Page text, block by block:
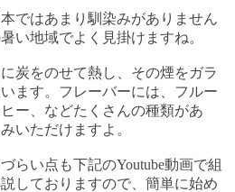
ではあまり馴染みがありません
い地域でよく見掛けますね。
炭をのせて熱し、その煙をガラ
ます。フレーバーには、フルー
ー、などたくさんの種類があ
いただけますよ。
らい点も下記のYoutube動画で組
しておりますので、簡単に始め